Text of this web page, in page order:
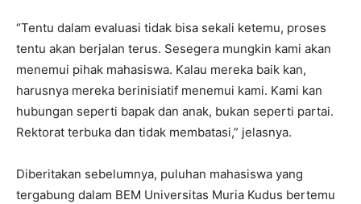
“Tentu dalam evaluasi tidak bisa sekali ketemu, proses
tentu akan berjalan terus. Sesegera mungkin kami akan
menemui pihak mahasiswa. Kalau mereka baik kan,
harusnya mereka berinisiatif menemui kami. Kami kan
hubungan seperti bapak dan anak, bukan seperti partai.
Rektorat terbuka dan tidak membatasi,” jelasnya.
Diberitakan sebelumnya, puluhan mahasiswa yang
tergabung dalam BEM Universitas Muria Kudus bertemu